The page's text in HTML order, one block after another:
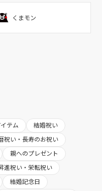
くまモン
テム
結婚祝い
祝い・長寿のお祝い
親へのプレゼント
進祝い・栄転祝い
結婚記念日